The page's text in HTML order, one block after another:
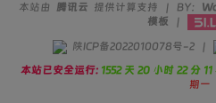
本站由
腾讯云 提供计算支持 | BY：
模板 |
陕ICP备2022010078号-2 |
本站已安全运行: 1552 天 20 小时 22 分 12
期一